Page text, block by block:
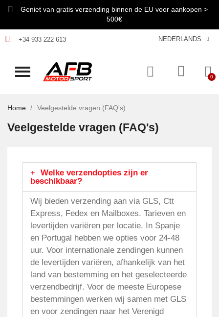
Geniet van gratis verzending binnen de EU voor aankopen >
500€
+34 933 222 613 NEDERLANDS
Home Veelgestelde vragen (FAQ's)
Veelgestelde vragen (FAQ's)
Welke verzendopties zijn er
beschikbaar?
Wij bieden verzending aan via GLS, Ctt
Express, Fedex en Mailboxes. Tarieven en
levertijden variëren per locatie. In Spanje
en Portugal hebben we opties voor 24-48
uur. Voor internationale zendingen kunnen
de levertijden variëren, afhankelijk van het
land van bestemming en het geselecteerde
verzendbedrijf. Voor de meeste Europese
bestemmingen werken wij samen met GLS
en voor zendingen naar het Verenigd